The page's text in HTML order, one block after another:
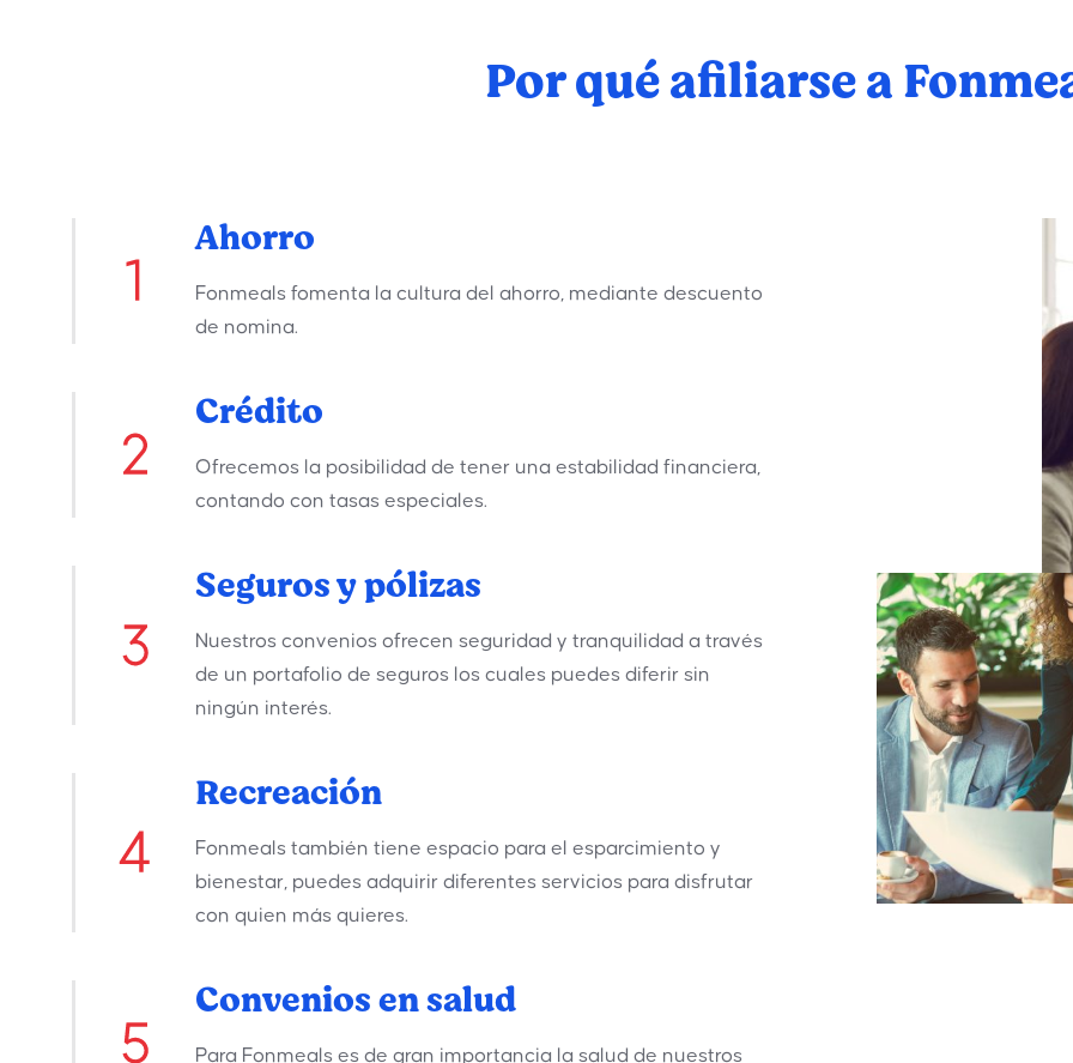
Por qué afiliarse a
Ahorro
Fonmeals fomenta la cultura del ahorro, mediante descuento
de nomina.
Crédito
Ofrecemos la posibilidad de tener una estabilidad financiera,
contando con tasas especiales.
Seguros y pólizas
Nuestros convenios ofrecen seguridad y tranquilidad a través
de un portafolio de seguros los cuales puedes diferir sin
ningún interés.
Recreación
Fonmeals también tiene espacio para el esparcimiento y
bienestar, puedes adquirir diferentes servicios para disfrutar
con quien más quieres.
Convenios en salud
Para Fonmeals es de gran importancia la salud de nuestros